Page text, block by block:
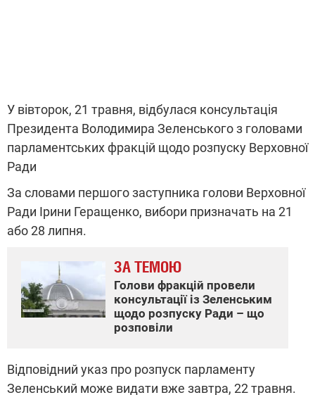
У вівторок, 21 травня, відбулася консультація
Президента Володимира Зеленського з головами
парламентських фракцій щодо розпуску Верховної
Ради
За словами першого заступника голови Верховної
Ради Ірини Геращенко, вибори призначать на 21
або 28 липня.
ЗА ТЕМОЮ
Голови фракцій провели
консультації із Зеленським
щодо розпуску Ради – що
розповіли
Відповідний указ про розпуск парламенту
Зеленський може видати вже завтра, 22 травня.